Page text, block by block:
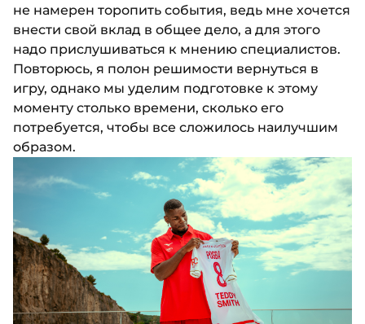
не намерен торопить события, ведь мне хочется
внести свой вклад в общее дело, а для этого
надо прислушиваться к мнению специалистов.
Повторюсь, я полон решимости вернуться в
игру, однако мы уделим подготовке к этому
моменту столько времени, сколько его
потребуется, чтобы все сложилось наилучшим
образом.